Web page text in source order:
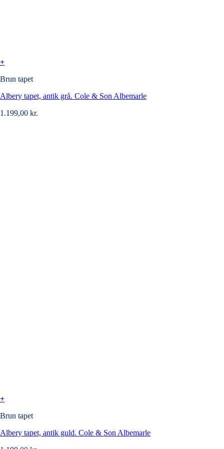
+
Brun tapet
Albery tapet, antik grå. Cole & Son Albemarle
1.199,00 kr.
+
Brun tapet
Albery tapet, antik guld. Cole & Son Albemarle